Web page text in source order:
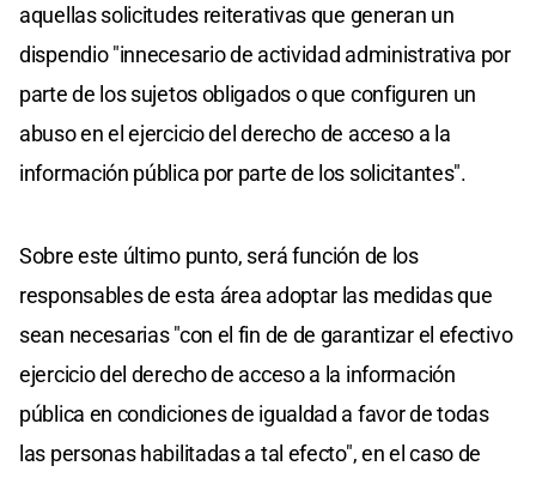
aquellas solicitudes reiterativas que generan un
dispendio "innecesario de actividad administrativa por
parte de los sujetos obligados o que configuren un
abuso en el ejercicio del derecho de acceso a la
información pública por parte de los solicitantes".
Sobre este último punto, será función de los
responsables de esta área adoptar las medidas que
sean necesarias "con el fin de de garantizar el efectivo
ejercicio del derecho de acceso a la información
pública en condiciones de igualdad a favor de todas
las personas habilitadas a tal efecto", en el caso de